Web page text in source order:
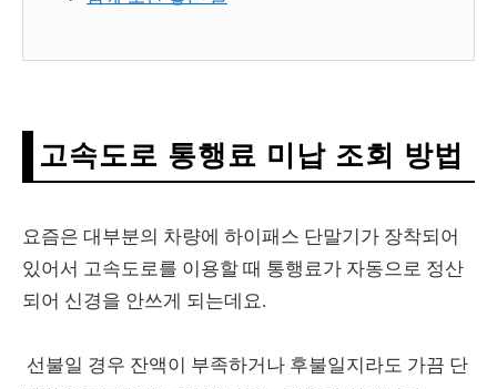
고속도로 통행료 미납 조회 방법
요즘은 대부분의 차량에 하이패스 단말기가 장착되어
있어서 고속도로를 이용할 때 통행료가 자동으로 정산
되어 신경을 안쓰게 되는데요.
선불일 경우 잔액이 부족하거나 후불일지라도 가끔 단